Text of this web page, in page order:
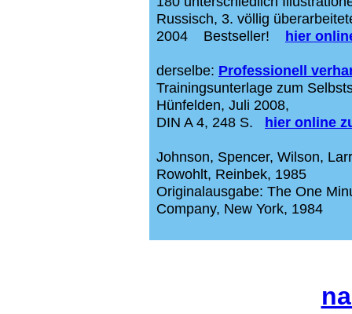
Russisch, 3. völlig
2004 Bestseller! hier
derselbe: Professionell
Trainingsunterlage zum
Hünfelden, Juli 2008,
DIN A 4, 248 S. hier online
Johnson, Spencer, Wilson,
Rowohlt, Reinbek, 1985
Originalausgabe: The One
Company, New York, 1984